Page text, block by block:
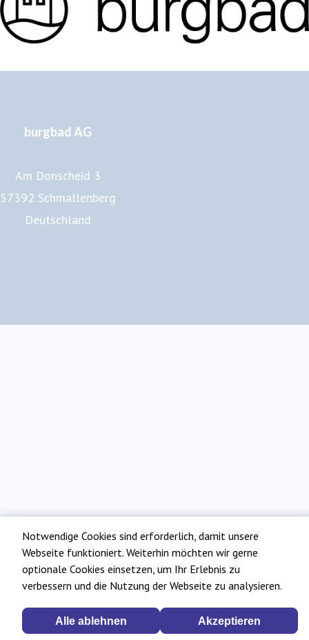
Notwendige Cookies sind erforderlich, damit unsere
Webseite funktioniert. Weiterhin möchten wir gerne
optionale Cookies einsetzen, um Ihr Erlebnis zu
verbessern und die Nutzung der Webseite zu analysieren.
Alle ablehnen Akzeptieren
burgbad AG
Am Donscheid 3
57392 Schmallenberg
Deutschland